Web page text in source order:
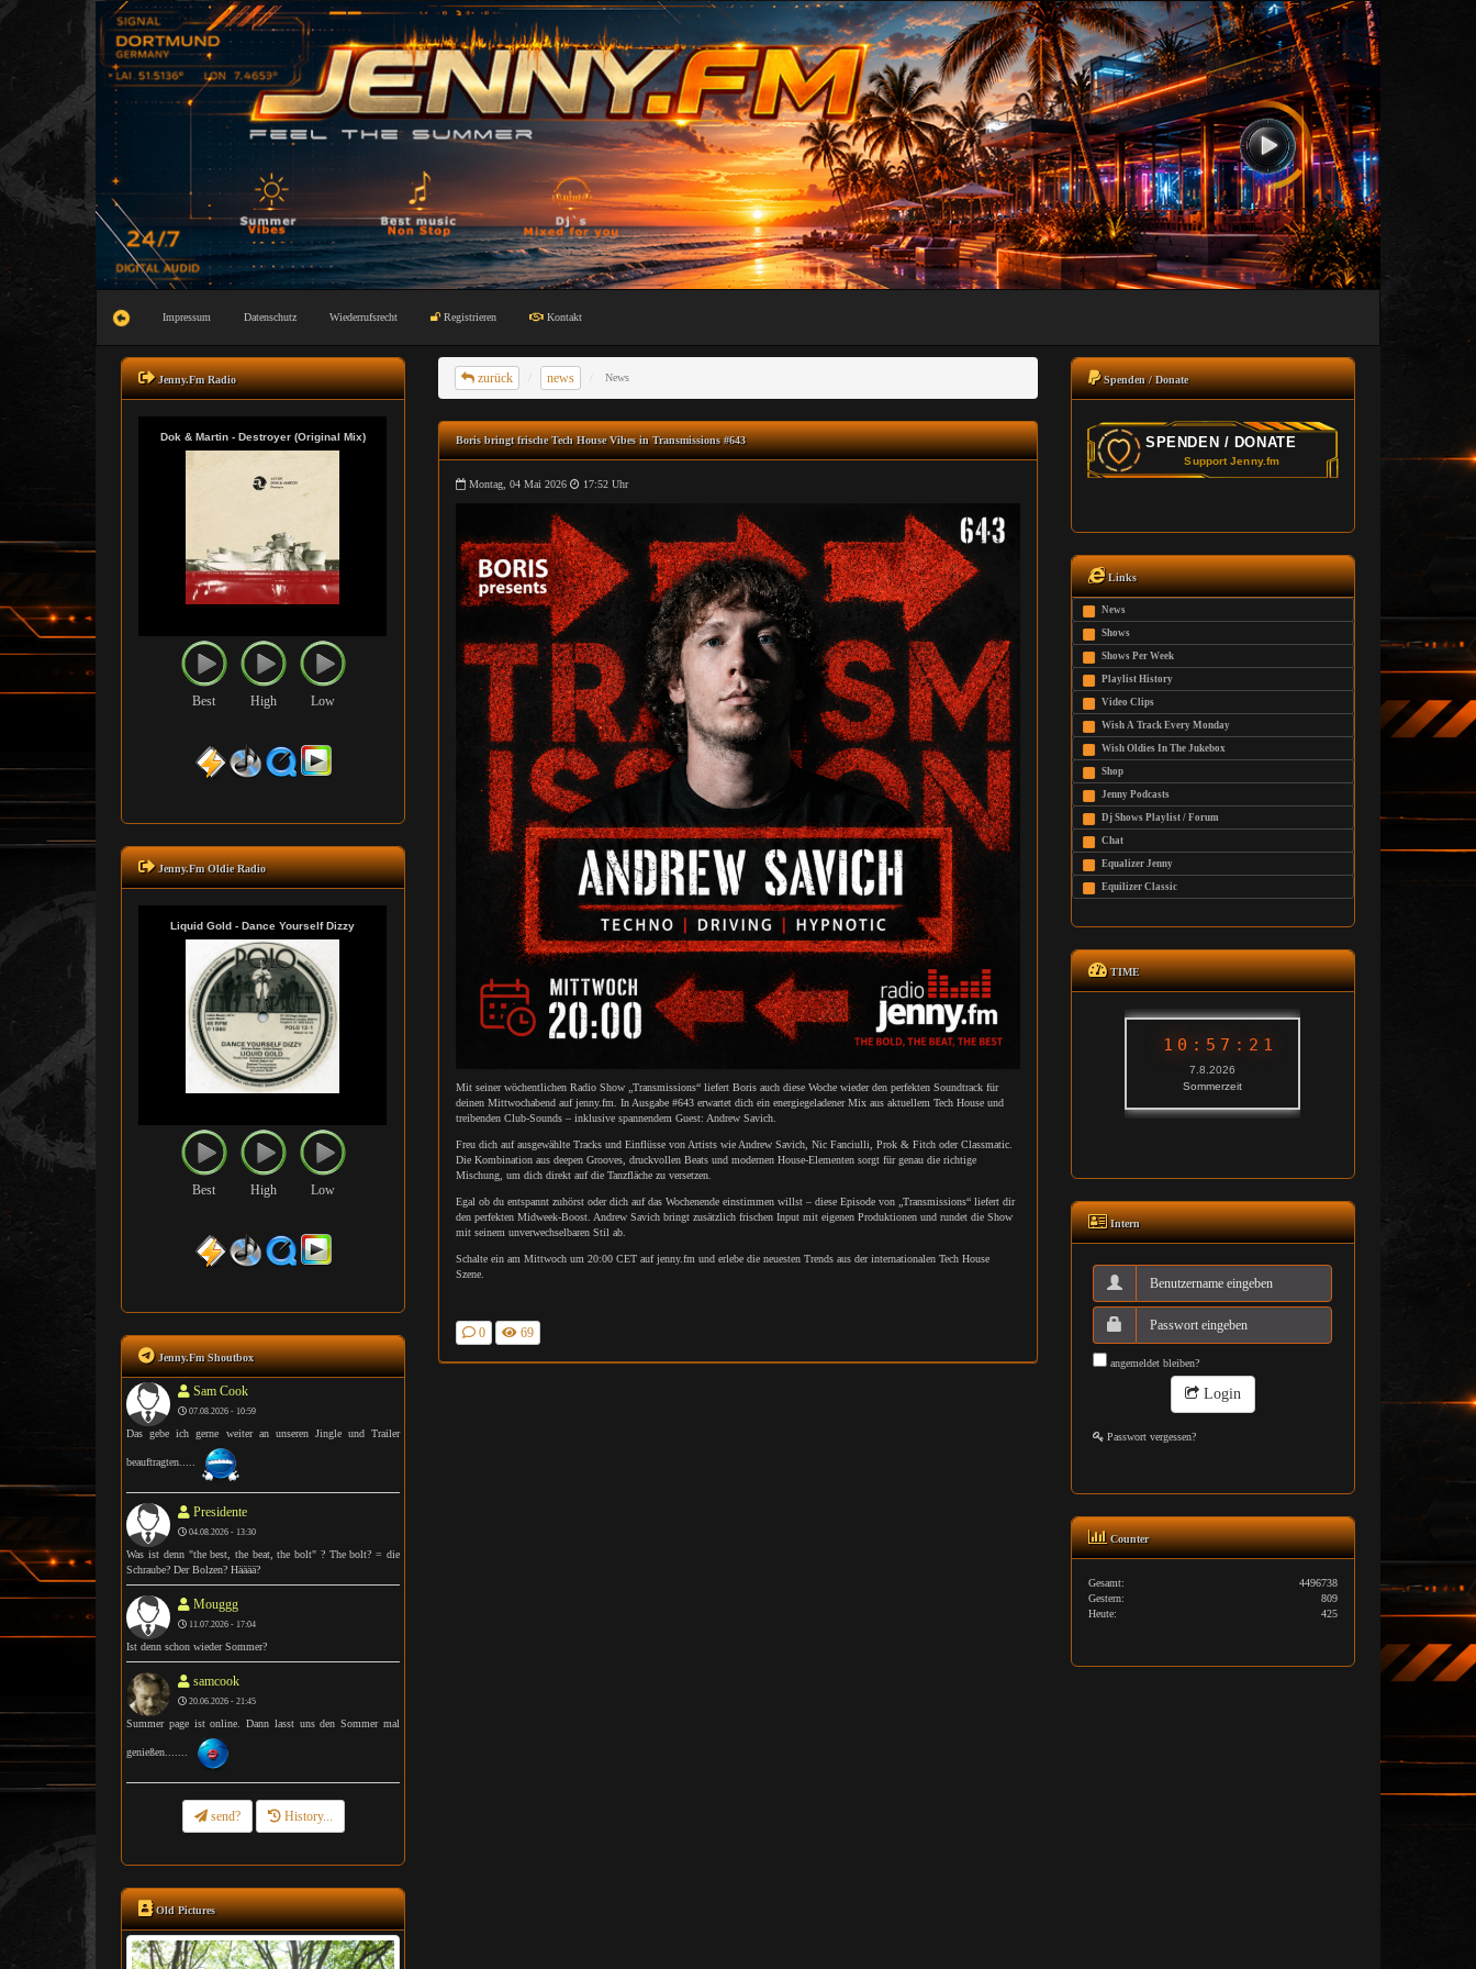
Impressum Datenschutz Wiederrufsrecht Registrieren Kontakt
Jenny.Fm Radio
Best High Low
Jenny.Fm Oldie Radio
Best High Low
Jenny.Fm Shoutbox
Sam Cook
07.08.2026 - 10:59
Das gebe ich gerne weiter an unseren Jingle und Trailer
beauftragten.....
Presidente
04.08.2026 - 13:30
Was ist denn "the best, the beat, the bolt" ? The bolt? = die
Schraube? Der Bolzen? Hääää?
Mouggg
11.07.2026 - 17:04
Ist denn schon wieder Sommer?
samcook
20.06.2026 - 21:45
Summer page ist online. Dann lasst uns den Sommer mal
genießen.......
send? History...
Old Pictures
zurück news News
Boris bringt frische Tech House Vibes in Transmissions #643
Montag, 04 Mai 2026 17:52 Uhr
Mit seiner wöchentlichen Radio Show „Transmissions“ liefert Boris auch diese Woche wieder den perfekten Soundtrack für
deinen Mittwochabend auf jenny.fm. In Ausgabe #643 erwartet dich ein energiegeladener Mix aus aktuellem Tech House und
treibenden Club-Sounds – inklusive spannendem Guest: Andrew Savich.
Freu dich auf ausgewählte Tracks und Einflüsse von Artists wie Andrew Savich, Nic Fanciulli, Prok & Fitch oder Classmatic.
Die Kombination aus deepen Grooves, druckvollen Beats und modernen House-Elementen sorgt für genau die richtige
Mischung, um dich direkt auf die Tanzfläche zu versetzen.
Egal ob du entspannt zuhörst oder dich auf das Wochenende einstimmen willst – diese Episode von „Transmissions“ liefert dir
den perfekten Midweek-Boost. Andrew Savich bringt zusätzlich frischen Input mit eigenen Produktionen und rundet die Show
mit seinem unverwechselbaren Stil ab.
Schalte ein am Mittwoch um 20:00 CET auf jenny.fm und erlebe die neuesten Trends aus der internationalen Tech House
Szene.
0 69
Spenden / Donate
Links
News
Shows
Shows Per Week
Playlist History
Video Clips
Wish A Track Every Monday
Wish Oldies In The Jukebox
Shop
Jenny Podcasts
Dj Shows Playlist / Forum
Chat
Equalizer Jenny
Equilizer Classic
TIME
Intern
angemeldet bleiben?
Login
Passwort vergessen?
Counter
Gesamt:
4496738
Gestern:
809
Heute:
425